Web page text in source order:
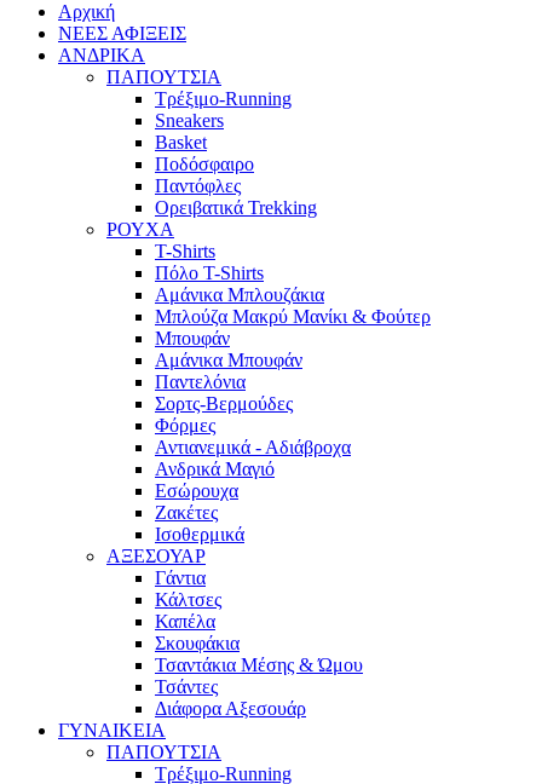
Αρχική
ΝΕΕΣ ΑΦΙΞΕΙΣ
AΝΔΡΙΚΑ
ΠΑΠΟΥΤΣΙΑ
Τρέξιμο-Running
Sneakers
Basket
Ποδόσφαιρο
Παντόφλες
Ορειβατικά Trekking
ΡΟΥΧΑ
T-Shirts
Πόλο T-Shirts
Αμάνικα Μπλουζάκια
Μπλούζα Μακρύ Μανίκι & Φούτερ
Μπουφάν
Αμάνικα Μπουφάν
Παντελόνια
Σορτς-Βερμούδες
Φόρμες
Αντιανεμικά - Αδιάβροχα
Ανδρικά Μαγιό
Εσώρουχα
Ζακέτες
Ισοθερμικά
ΑΞΕΣΟΥΑΡ
Γάντια
Κάλτσες
Καπέλα
Σκουφάκια
Τσαντάκια Μέσης & Ώμου
Τσάντες
Διάφορα Αξεσουάρ
ΓΥΝΑΙΚΕΙΑ
ΠΑΠΟΥΤΣΙΑ
Τρέξιμο-Running